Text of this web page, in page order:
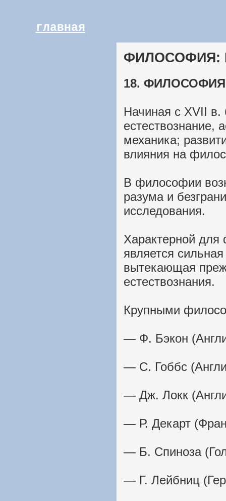
главная
ФИЛОСОФИЯ:
18.
Начиная с XVII в.
естествознание,
механика;
влияния на
В философии
разума и
исследования.
Характерной
является
вытекающая
естествознания.
Крупными
— Ф. Бэкон
— С. Гоббс
— Дж. Локк
— Р. Декарт
— Б. Спиноза
— Г. Лейбниц